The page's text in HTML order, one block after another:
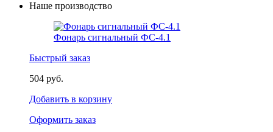
Наше производство
Фонарь сигнальный ФС-4.1
Быстрый заказ
504 руб.
Добавить в корзину
Оформить заказ